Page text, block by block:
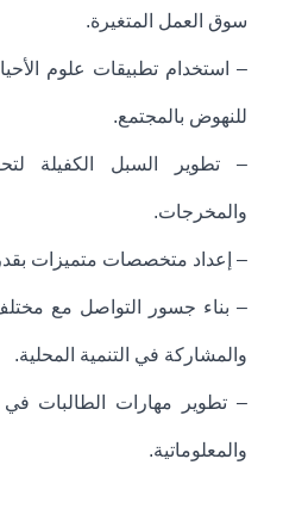
سوق العمل المتغيرة.
– استخدام تطبيقات علوم
للنهوض بالمجتمع.
– تطوير السبل الكفيلة
والمخرجات.
– إعداد متخصصات متميزات
– بناء جسور التواصل مع
والمشاركة في التنمية المحلية.
– تطوير مهارات الطالبات في
والمعلوماتية.